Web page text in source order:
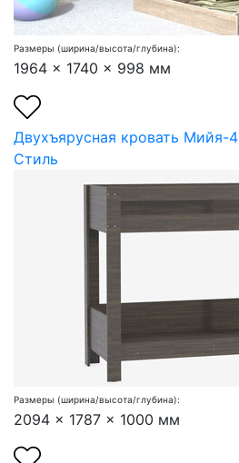
Размеры (ширина/высота/глубина):
1964 x 1740 x 998 мм
Двухъярусная кровать Мийя-4
Стиль
Размеры (ширина/высота/глубина):
2094 x 1787 x 1000 мм